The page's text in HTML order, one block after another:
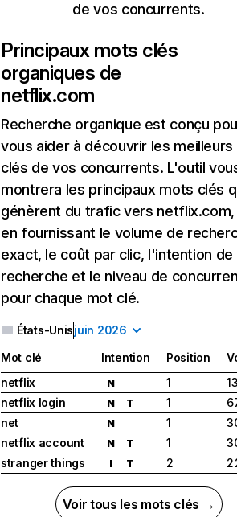
de vos concurrents.
Principaux mots clés
organiques de
netflix.com
Recherche organique est conçu
vous aider à découvrir les
clés de vos concurrents. L'outil
montrera les principaux mots clés
génèrent du trafic vers
en fournissant le volume de
exact, le coût par clic, l'intention de
recherche et le niveau de
pour chaque mot clé.
États-Unisjuin 2026
Mot clé Intention Position
netflix
N 1
netflix login
N T 1
net
N 1
netflix account
N T 1
stranger things
I T 2 2
Voir tous les mots clés →